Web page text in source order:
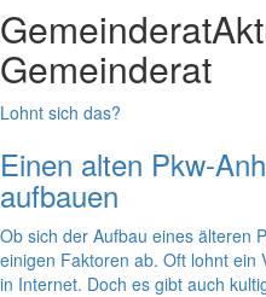
Gemeinderat
Gemeinderat
Lohnt sich das?
Einen alten Pkw-
aufbauen
Ob sich der Aufbau eines älteren
einigen Faktoren ab. Oft lohnt ein
in Internet. Doch es gibt auch